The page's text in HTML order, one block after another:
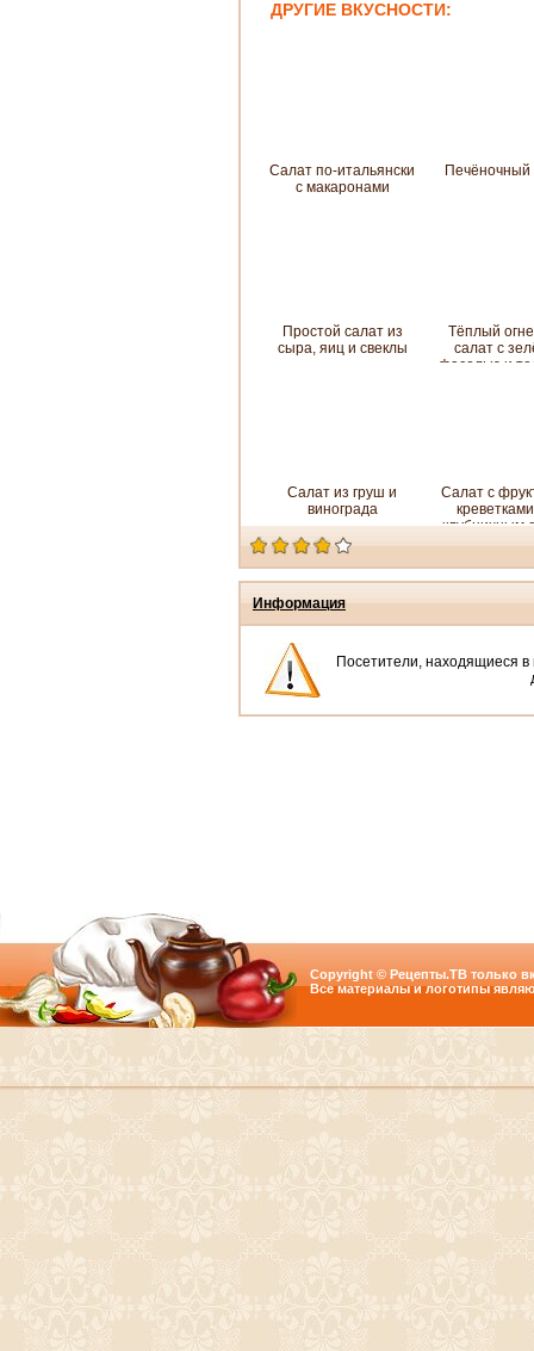
ДРУГИЕ ВКУСНОСТИ:
Салат по-итальянски
с макаронами
Печёночный
Простой салат из
сыра, яиц и свеклы
Тёплый
салат с
фасолью и
Салат из груш и
винограда
Салат с
клубничным
Информация
Посетители, находящиеся в
Copyright © Рецепты.ТВ только
Все материалы и логотипы